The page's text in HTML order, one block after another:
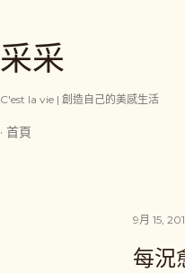
采采
C'est la vie | 創造自己的美感生活
首頁
9月 15,
每況